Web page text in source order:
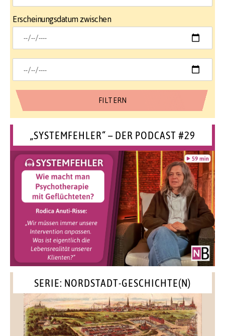
Erscheinungsdatum zwischen
„SYSTEMFEHLER“ – DER PODCAST #29
SERIE: NORDSTADT-GESCHICHTE(N)